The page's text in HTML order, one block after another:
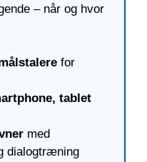
– når og hvor
for
tablet
med
dialogtræning